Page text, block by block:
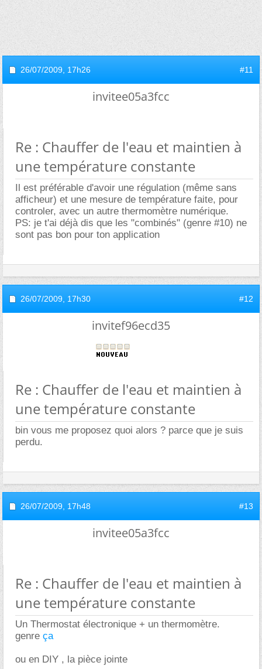
26/07/2009, 17h26 #11
invitee05a3fcc
Re : Chauffer de l'eau et maintien à
une température constante
Il est préférable d'avoir une régulation (même sans
afficheur) et une mesure de température faite, pour
controler, avec un autre thermomètre numérique.
PS: je t'ai déjà dis que les "combinés" (genre #10) ne
sont pas bon pour ton application
26/07/2009, 17h30 #12
invitef96ecd35
Re : Chauffer de l'eau et maintien à
une température constante
bin vous me proposez quoi alors ? parce que je suis
perdu.
26/07/2009, 17h48 #13
invitee05a3fcc
Re : Chauffer de l'eau et maintien à
une température constante
Un Thermostat électronique + un thermomètre.
genre ça
ou en DIY , la pièce jointe